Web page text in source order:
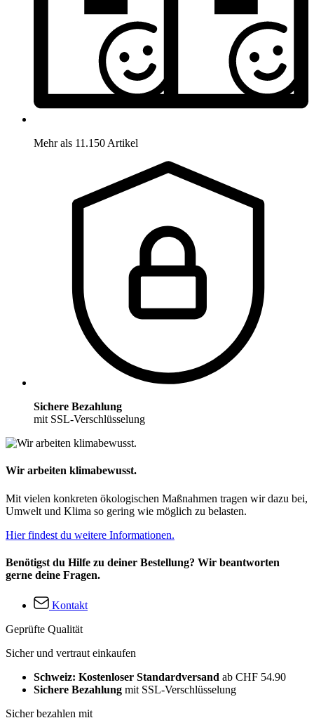
Mehr als 11.150 Artikel
Sichere Bezahlung
mit SSL-Verschlüsselung
Wir arbeiten klimabewusst.
Mit vielen konkreten ökologischen Maßnahmen tragen wir dazu bei,
Umwelt und Klima so gering wie möglich zu belasten.
Hier findest du weitere Informationen.
Benötigst du Hilfe zu deiner Bestellung? Wir beantworten
gerne deine Fragen.
Kontakt
Geprüfte Qualität
Sicher und vertraut einkaufen
Schweiz: Kostenloser Standardversand ab CHF 54.90
Sichere Bezahlung mit SSL-Verschlüsselung
Sicher bezahlen mit